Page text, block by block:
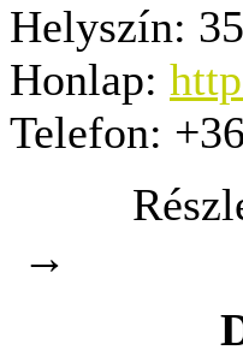
Helyszín:
Honlap:
Telefon:
→